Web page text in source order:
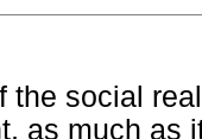
the social
as much as